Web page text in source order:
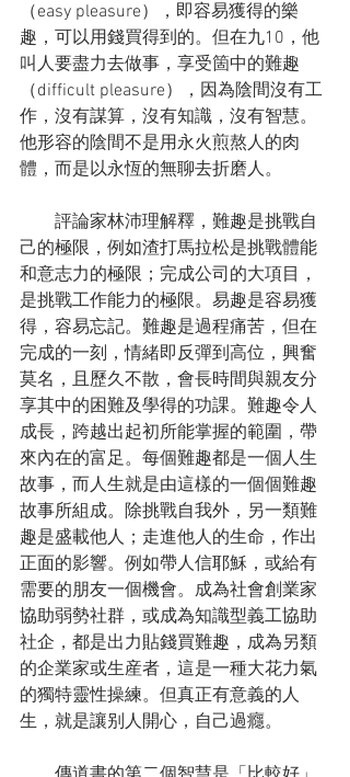
（easy pleasure），即容易獲得的樂
趣，可以用錢買得到的。但在九10，他
叫人要盡力去做事，享受箇中的難趣
（difficult pleasure），因為陰間沒有工
作，沒有謀算，沒有知識，沒有智慧。
他形容的陰間不是用永火煎熬人的肉
體，而是以永恆的無聊去折磨人。
評論家林沛理解釋，難趣是挑戰自
己的極限，例如渣打馬拉松是挑戰體能
和意志力的極限；完成公司的大項目，
是挑戰工作能力的極限。易趣是容易獲
得，容易忘記。難趣是過程痛苦，但在
完成的一刻，情緒即反彈到高位，興奮
莫名，且歷久不散，會長時間與親友分
享其中的困難及學得的功課。難趣令人
成長，跨越出起初所能掌握的範圍，帶
來內在的富足。每個難趣都是一個人生
故事，而人生就是由這樣的一個個難趣
故事所組成。除挑戰自我外，另一類難
趣是盛載他人；走進他人的生命，作出
正面的影響。例如帶人信耶穌，或給有
需要的朋友一個機會。成為社會創業家
協助弱勢社群，或成為知識型義工協助
社企，都是出力貼錢買難趣，成為另類
的企業家或生産者，這是一種大花力氣
的獨特靈性操練。但真正有意義的人
生，就是讓别人開心，自己過癮。